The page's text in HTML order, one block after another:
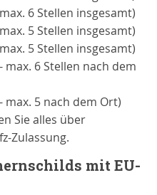
6 Stellen insgesamt)
5 Stellen insgesamt)
5 Stellen insgesamt)
max. 6 Stellen nach dem
max. 5 nach dem Ort)
Sie alles über
Zulassung.
mit EU-